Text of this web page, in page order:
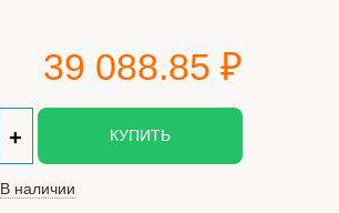
39 088.85 ₽
+ КУПИТЬ
В наличии